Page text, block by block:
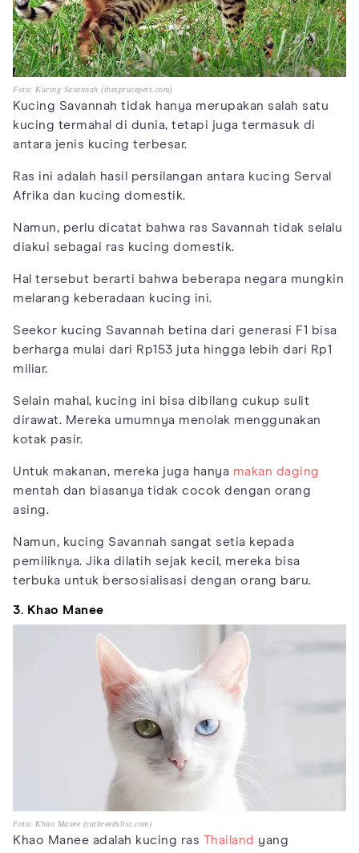
Foto: Kucing Savannah (thesprucepets.com)
Kucing Savannah tidak hanya merupakan salah satu
kucing termahal di dunia, tetapi juga termasuk di
antara jenis kucing terbesar.
Ras ini adalah hasil persilangan antara kucing Serval
Afrika dan kucing domestik.
Namun, perlu dicatat bahwa ras Savannah tidak selalu
diakui sebagai ras kucing domestik.
Hal tersebut berarti bahwa beberapa negara mungkin
melarang keberadaan kucing ini.
Seekor kucing Savannah betina dari generasi F1 bisa
berharga mulai dari Rp153 juta hingga lebih dari Rp1
miliar.
Selain mahal, kucing ini bisa dibilang cukup sulit
dirawat. Mereka umumnya menolak menggunakan
kotak pasir.
Untuk makanan, mereka juga hanya makan daging
mentah dan biasanya tidak cocok dengan orang
asing.
Namun, kucing Savannah sangat setia kepada
pemiliknya. Jika dilatih sejak kecil, mereka bisa
terbuka untuk bersosialisasi dengan orang baru.
3. Khao Manee
Foto: Khao Manee (catbreedslist.com)
Khao Manee adalah kucing ras Thailand yang